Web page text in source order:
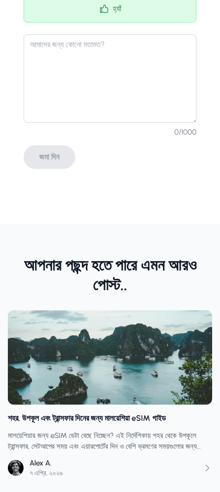
হ্যাঁ
0/1000
জমা দিন
আপনার পছন্দ হতে পারে এমন আরও
পোস্ট..
শহর, উপকূল এবং ট্রান্সফার দিনের জন্য মালয়েশিয়া eSIM গাইড
মালয়েশিয়ার জন্য eSIM ডেটা বেছে নিচ্ছেন? এই নির্দেশিকায় শহর থেকে উপকূলে
ট্রান্সফার, সেটআপের সময় এবং এয়ারপোর্টের দিন ও বেশি ভ্রমণের সময়গুলোর জন্য
Alex A.
৭ এপ্রি, ২০২৬